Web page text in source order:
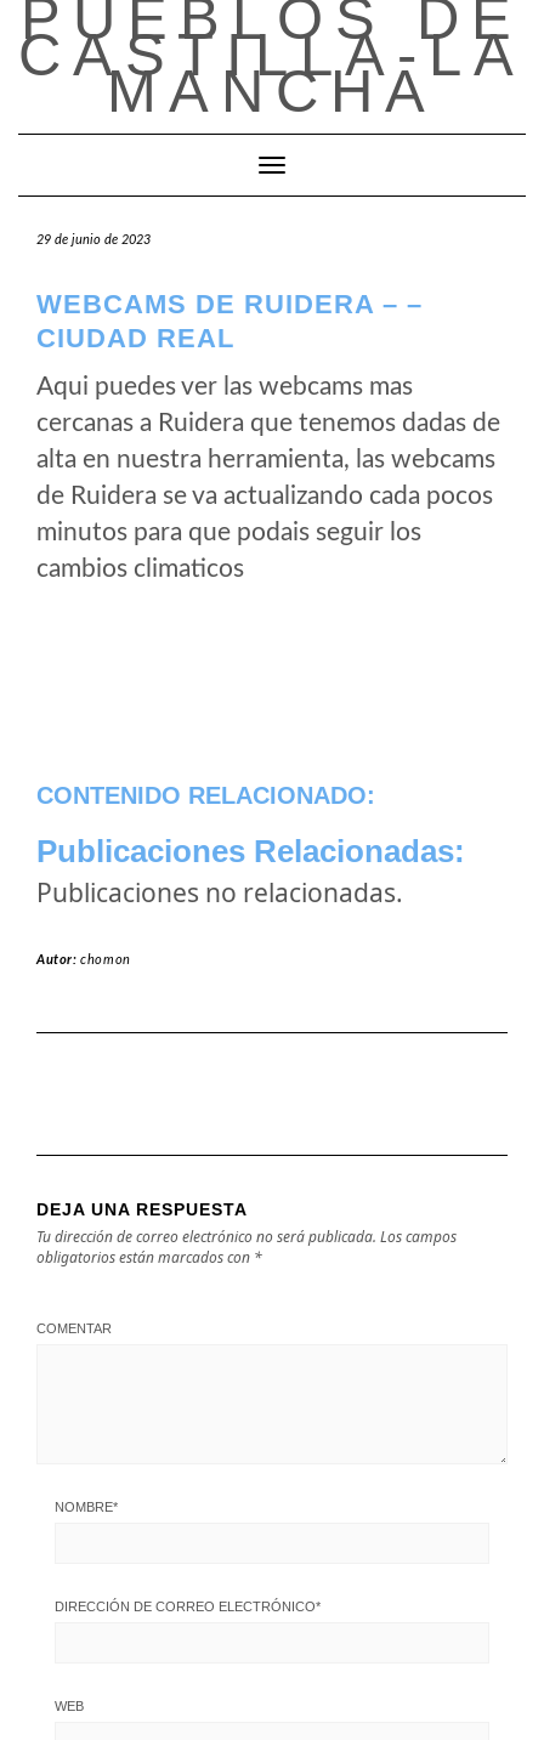
contenido
PUEBLOS DE
CASTILLA-LA
MANCHA
Cambiar modo de navegación
29 de junio de 2023
WEBCAMS DE RUIDERA – –
CIUDAD REAL
Aqui puedes ver las webcams mas
cercanas a Ruidera que tenemos dadas de
alta en nuestra herramienta, las webcams
de Ruidera se va actualizando cada pocos
minutos para que podais seguir los
cambios climaticos
CONTENIDO RELACIONADO:
Publicaciones Relacionadas:
Publicaciones no relacionadas.
Autor:chomon
DEJA UNA RESPUESTA
Tu dirección de correo electrónico no será publicada. Los campos
obligatorios están marcados con *
COMENTAR
NOMBRE*
DIRECCIÓN DE CORREO ELECTRÓNICO*
WEB